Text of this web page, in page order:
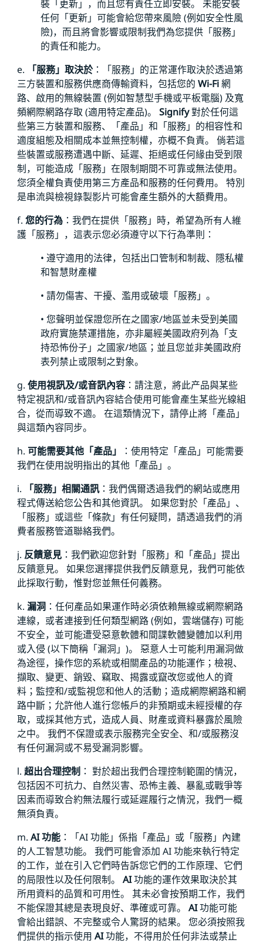
裝「更新」，而且您有責任立即安裝。 未能安裝
任何「更新」可能會給您帶來風險 (例如安全性風
險)，而且將會影響或限制我們為您提供「服務」
的責任和能力。
e.
「服務」取決於：「服務」的正常運作取決於透過第
三方裝置和服務供應商傳輸資料，包括您的 Wi-Fi網
路、啟用的無線裝置 (例如智慧型手機或平板電腦) 及寬
頻網際網路存取 (適用特定產品)。 Signify對於任何這
些第三方裝置和服務、「產品」和「服務」的相容性和
適度組態及相關成本並無控制權，亦概不負責。 倘若這
些裝置或服務遭遇中斷、延遲、拒絕或任何緣由受到限
制，可能造成「服務」在限制期間不可靠或無法使用。
您須全權負責使用第三方產品和服務的任何費用。 特別
是串流與檢視錄製影片可能會產生額外的大額費用。
f. 您的行為：我們在提供「服務」時，希望為所有人維
護「服務」，這表示您必須遵守以下行為準則：
• 遵守適用的法律，包括出口管制和制裁、隱私權
和智慧財產權
• 請勿傷害、干擾、濫用或破壞「服務」。
• 您聲明並保證您所在之國家/地區並未受到美國
政府實施禁運措施，亦非屬經美國政府列為「支
持恐怖份子」之國家/地區；並且您並非美國政府
表列禁止或限制之對象。
g. 使用視訊及/或音訊內容：請注意，將此产品與某些
特定視訊和/或音訊內容結合使用可能會產生某些光線組
合，從而導致不適。 在這類情況下，請停止將「產品」
與這類內容同步。
h. 可能需要其他「產品」
：使用特定「產品」可能需要
我們在使用說明指出的其他「產品」。
i.
「服務」相關通訊：我們偶爾透過我們的網站或應用
程式傳送給您公告和其他資訊。 如果您對於「產品」、
「服務」或這些「條款」有任何疑問，請透過我們的消
費者服務管道聯絡我們。
j. 反饋意見：我們歡迎您針對「服務」和「產品」提出
反饋意見。 如果您選擇提供我們反饋意見，我們可能依
此採取行動，惟對您並無任何義務。
k. 漏洞：任何產品如果運作時必須依賴無線或網際網路
連線，或者連接到任何類型網路 (例如，雲端儲存) 可能
不安全，並可能遭受惡意軟體和間諜軟體變體加以利用
或入侵 (以下簡稱「漏洞」)。 惡意人士可能利用漏洞做
為途徑，操作您的系統或相關產品的功能運作；檢視、
擷取、變更、銷毀、竊取、揭露或竄改您或他人的資
料；監控和/或監視您和他人的活動；造成網際網路和網
路中斷；允許他人進行您帳戶的非預期或未經授權的存
取，或採其他方式，造成人員、財產或資料暴露於風險
之中。 我們不保證或表示服務完全安全、和/或服務沒
有任何漏洞或不易受漏洞影響。
l. 超出合理控制 ： 對於超出我們合理控制範圍的情況，
包括因不可抗力、自然災害、恐怖主義、暴亂或戰爭等
因素而導致合約無法履行或延遲履行之情況，我們一概
無須負責。
m. AI 功能：「AI 功能」係指「產品」或「服務」內建
的人工智慧功能。 我們可能會添加 AI 功能來執行特定
的工作，並在引入它們時告訴您它們的工作原理、它們
的局限性以及任何限制。 AI功能的運作效果取決於其
所用資料的品質和可用性。 其未必會按預期工作，我們
不能保證其總是表現良好、準確或可靠。 AI功能可能
會給出錯誤、不完整或令人驚訝的結果。 您必須按照我
們提供的指示使用 AI功能，不得用於任何非法或禁止